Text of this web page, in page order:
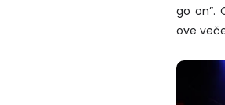
go on”.
ove